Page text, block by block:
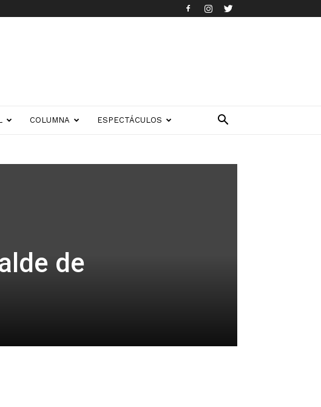
COLUMNA ESPECTÁCULOS
de